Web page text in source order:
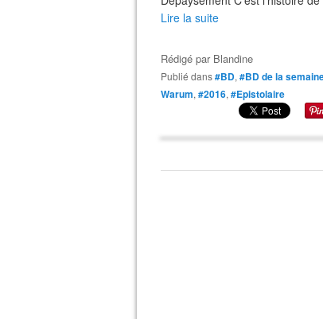
Lire la suite
Rédigé par Blandine
Publié dans#BD, #BD de la
Warum, #2016, #Epistolaire